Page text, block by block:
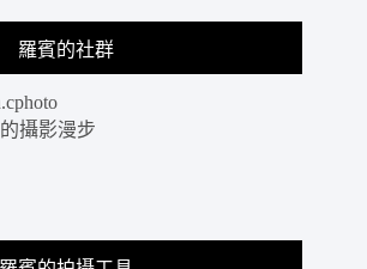
羅賓的社群
攝影漫步